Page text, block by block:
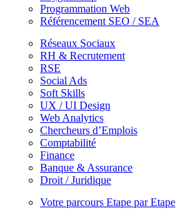
Programmation Web
Référencement SEO / SEA
Réseaux Sociaux
RH & Recrutement
RSE
Social Ads
Soft Skills
UX / UI Design
Web Analytics
Chercheurs d’Emplois
Comptabilité
Finance
Banque & Assurance
Droit / Juridique
Votre parcours Etape par Etape